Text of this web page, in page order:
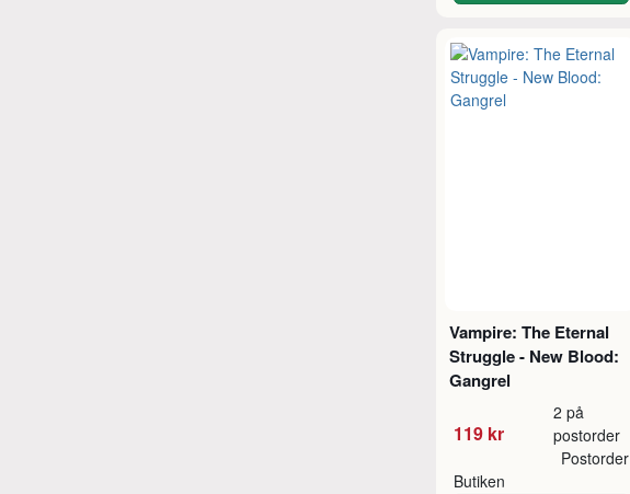
Vampire: The Eternal
Struggle - New Blood:
Gangrel
119 kr
2 på
postorder
Butiken
Postorder